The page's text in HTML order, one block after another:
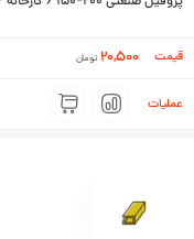
20,500 تومان